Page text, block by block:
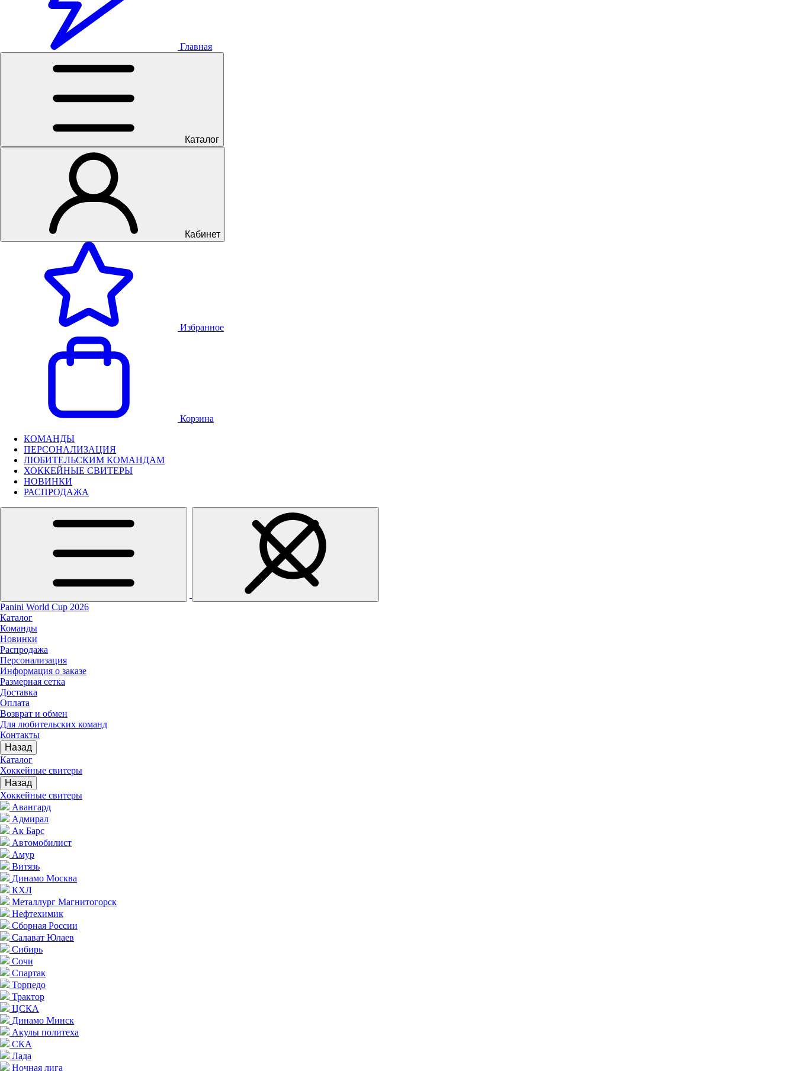
Главная
Каталог
Кабинет
Избранное
Корзина
КОМАНДЫ
ПЕРСОНАЛИЗАЦИЯ
ЛЮБИТЕЛЬСКИМ КОМАНДАМ
ХОККЕЙНЫЕ СВИТЕРЫ
НОВИНКИ
РАСПРОДАЖА
Panini World Cup 2026
Каталог
Команды
Новинки
Распродажа
Персонализация
Информация о заказе
Размерная сетка
Доставка
Оплата
Возврат и обмен
Для любительских команд
Контакты
Назад
Каталог
Хоккейные свитеры
Назад
Хоккейные свитеры
Авангард
Адмирал
Ак Барс
Автомобилист
Амур
Витязь
Динамо Москва
КХЛ
Металлург Магнитогорск
Нефтехимик
Сборная России
Салават Юлаев
Сибирь
Сочи
Спартак
Торпедо
Трактор
ЦСКА
Динамо Минск
Акулы политеха
СКА
Лада
Ночная лига